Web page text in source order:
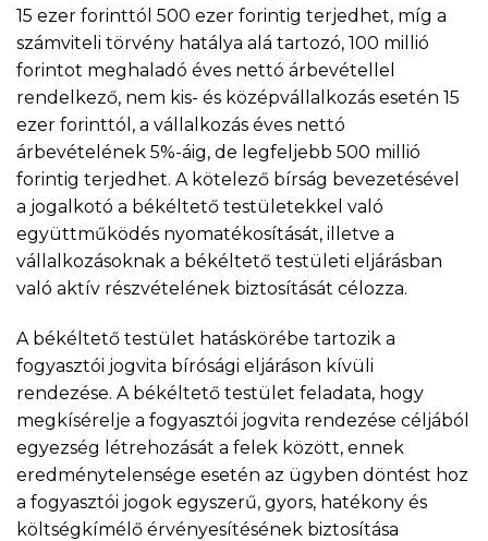
15 ezer forinttól 500 ezer forintig terjedhet, míg a
számviteli törvény hatálya alá tartozó, 100 millió
forintot meghaladó éves nettó árbevétellel
rendelkező, nem kis- és középvállalkozás esetén 15
ezer forinttól, a vállalkozás éves nettó
árbevételének 5%-áig, de legfeljebb 500 millió
forintig terjedhet. A kötelező bírság bevezetésével
a jogalkotó a békéltető testületekkel való
együttműködés nyomatékosítását, illetve a
vállalkozásoknak a békéltető testületi eljárásban
való aktív részvételének biztosítását célozza.
A békéltető testület hatáskörébe tartozik a
fogyasztói jogvita bírósági eljáráson kívüli
rendezése. A békéltető testület feladata, hogy
megkísérelje a fogyasztói jogvita rendezése céljából
egyezség létrehozását a felek között, ennek
eredménytelensége esetén az ügyben döntést hoz
a fogyasztói jogok egyszerű, gyors, hatékony és
költségkímélő érvényesítésének biztosítása